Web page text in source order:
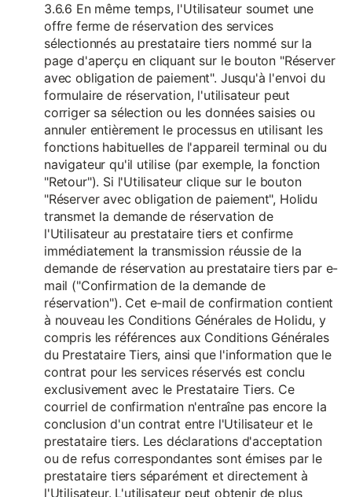
3.6.6 En même temps, l'Utilisateur soumet une
offre ferme de réservation des services
sélectionnés au prestataire tiers nommé sur la
page d'aperçu en cliquant sur le bouton "Réserver
avec obligation de paiement". Jusqu'à l'envoi du
formulaire de réservation, l'utilisateur peut
corriger sa sélection ou les données saisies ou
annuler entièrement le processus en utilisant les
fonctions habituelles de l'appareil terminal ou du
navigateur qu'il utilise (par exemple, la fonction
"Retour"). Si l'Utilisateur clique sur le bouton
"Réserver avec obligation de paiement", Holidu
transmet la demande de réservation de
l'Utilisateur au prestataire tiers et confirme
immédiatement la transmission réussie de la
demande de réservation au prestataire tiers par e-
mail ("Confirmation de la demande de
réservation"). Cet e-mail de confirmation contient
à nouveau les Conditions Générales de Holidu, y
compris les références aux Conditions Générales
du Prestataire Tiers, ainsi que l'information que le
contrat pour les services réservés est conclu
exclusivement avec le Prestataire Tiers. Ce
courriel de confirmation n'entraîne pas encore la
conclusion d'un contrat entre l'Utilisateur et le
prestataire tiers. Les déclarations d'acceptation
ou de refus correspondantes sont émises par le
prestataire tiers séparément et directement à
l'Utilisateur. L'utilisateur peut obtenir de plus